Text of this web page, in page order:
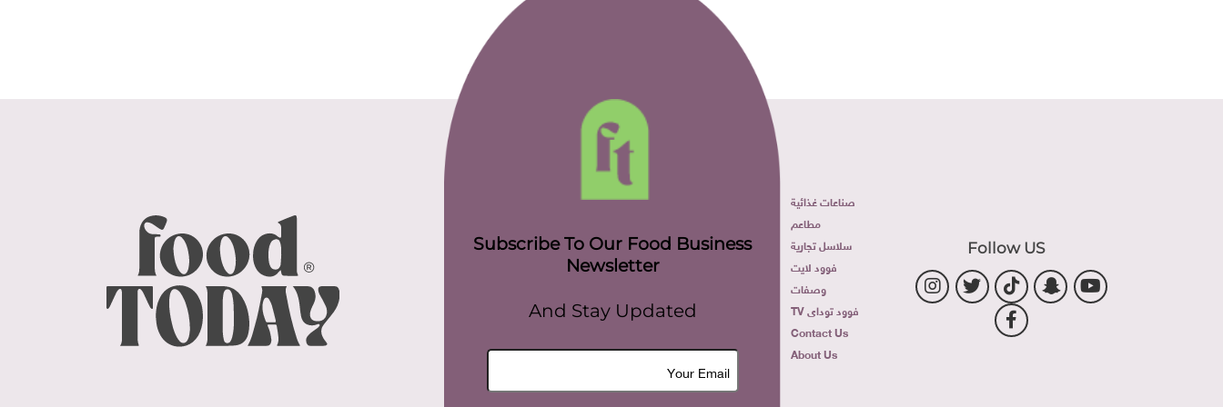
Follow US
صناعات غذائية
مطاعم
سلاسل تجارية
فوود لايت
وصفات
فوود توداى TV
Contact Us
About Us
Subscribe To Our Food Business
Newsletter
And Stay Updated